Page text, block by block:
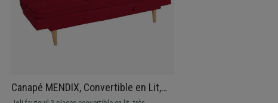
Canapé MENDIX, Convertible en Lit,
Confortable et Fonctionnel, en Tissu,